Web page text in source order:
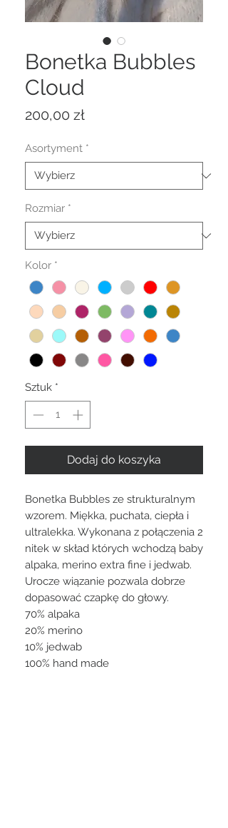
Bonetka Bubbles
Cloud
200,00 złCena
Asortyment *
Rozmiar *
Kolor *
Sztuk *
Dodaj do koszyka
Bonetka Bubbles ze strukturalnym
wzorem. Miękka, puchata, ciepła i
ultralekka. Wykonana z połączenia 2
nitek w skład których wchodzą baby
alpaka, merino extra fine i jedwab.
Urocze wiązanie pozwala dobrze
dopasować czapkę do głowy.
70% alpaka
20% merino
10% jedwab
100% hand made